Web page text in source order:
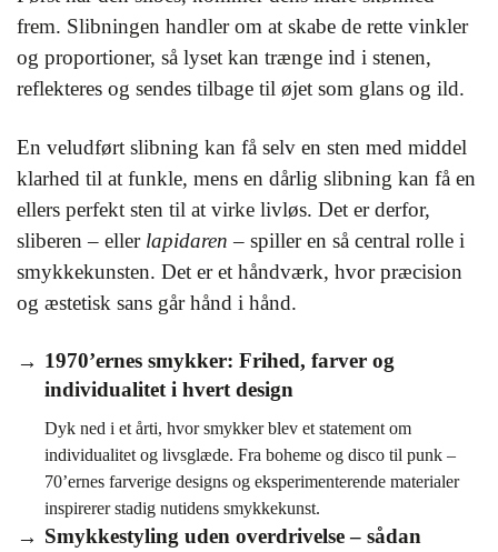
frem. Slibningen handler om at skabe de rette vinkler
og proportioner, så lyset kan trænge ind i stenen,
reflekteres og sendes tilbage til øjet som glans og ild.
En veludført slibning kan få selv en sten med middel
klarhed til at funkle, mens en dårlig slibning kan få en
ellers perfekt sten til at virke livløs. Det er derfor,
sliberen – eller lapidaren – spiller en så central rolle i
smykkekunsten. Det er et håndværk, hvor præcision
og æstetisk sans går hånd i hånd.
1970’ernes smykker: Frihed, farver og
individualitet i hvert design
Dyk ned i et årti, hvor smykker blev et statement om
individualitet og livsglæde. Fra boheme og disco til punk –
70’ernes farverige designs og eksperimenterende materialer
inspirerer stadig nutidens smykkekunst.
Smykkestyling uden overdrivelse – sådan